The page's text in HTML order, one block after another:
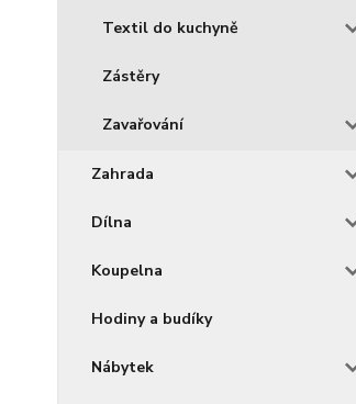
Textil do kuchyně
Zástěry
Zavařování
Zahrada
Dílna
Koupelna
Hodiny a budíky
Nábytek